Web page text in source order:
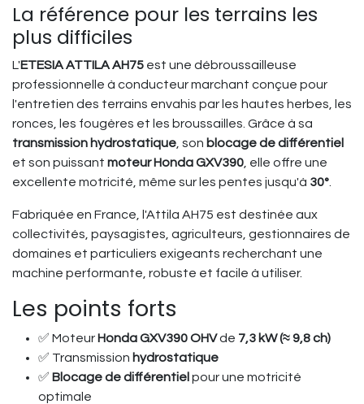
La référence pour les terrains les
plus difficiles
L'ETESIA ATTILA AH75 est une débroussailleuse
professionnelle à conducteur marchant conçue pour
l'entretien des terrains envahis par les hautes herbes, les
ronces, les fougères et les broussailles. Grâce à sa
transmission hydrostatique , son blocage de différentiel
et son puissant moteur Honda GXV390 , elle offre une
excellente motricité, même sur les pentes jusqu'à 30°
Fabriquée en France, l'Attila AH75 est destinée aux
collectivités, paysagistes, agriculteurs, gestionnaires de
domaines et particuliers exigeants recherchant une
machine performante, robuste et facile à utiliser.
Les points forts
✅ Moteur Honda GXV390 OHVde 7,3 kW (≈ 9,8 ch)
✅ Transmission hydrostatique
✅ Blocage de différentiel pour une motricité
optimale